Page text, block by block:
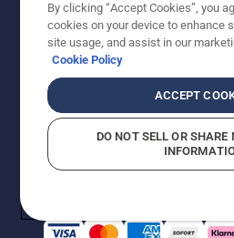
© Husqvarna® AB (publ). Alle
Preisangaben sind
von Husqvarna Schweiz AG
Fachhandel, Preise in CHF
unverbindliche
denn sie sind für den
Cookie-Richtlinie
Vermutete
By clicking “Accept Cookies”, you
cookies on your device to enhance
site usage, and assist in our
Cookie Policy
ACCEPT
DO NOT SELL OR SHARE